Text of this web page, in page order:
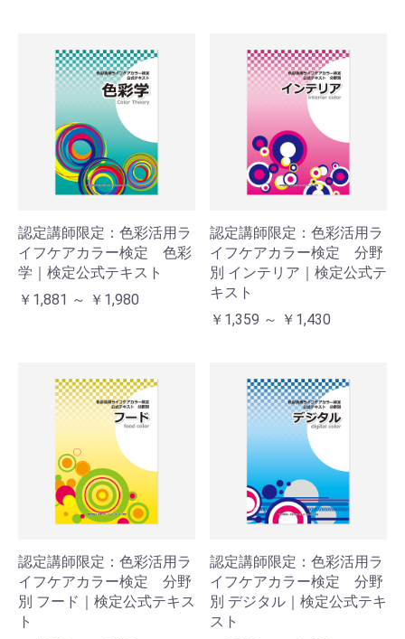
認定講師限定：色彩活用ラ
イフケアカラー検定 色彩
学｜検定公式テキスト
￥1,881 ～ ￥1,980
認定講師限定：色彩活用ラ
イフケアカラー検定 分野
別 インテリア｜検定公式テ
キスト
￥1,359 ～ ￥1,430
認定講師限定：色彩活用ラ
イフケアカラー検定 分野
別 フード｜検定公式テキス
ト
認定講師限定：色彩活用ラ
イフケアカラー検定 分野
別 デジタル｜検定公式テキ
スト